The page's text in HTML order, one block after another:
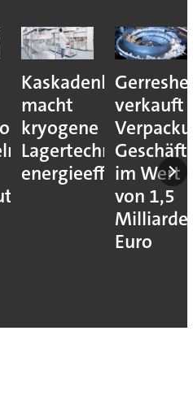
Kaskadenkonzept
macht
kryogene
Lagertechnik
energieeffizienter
verkauft
im Wert
von 1,5
Euro